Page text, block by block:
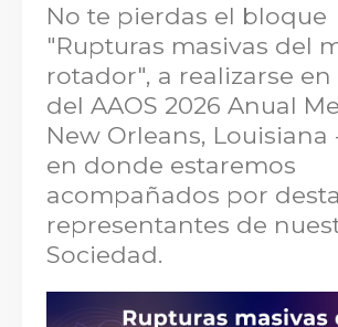
No te pierdas el bloque
"Rupturas masivas del
rotador", a realizarse
del AAOS 2026 Anual
New Orleans, Louisiana
en donde estaremos
acompañados por
representantes de
Sociedad.